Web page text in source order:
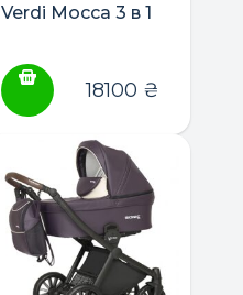
Verdi Mocca 3 в 1
18100 ₴